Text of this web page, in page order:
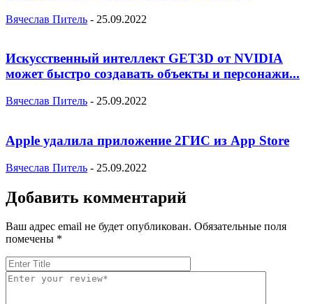
Вячеслав Питель - 25.09.2022
Искусственный интеллект GET3D от NVIDIA
может быстро создавать объекты и персонажи...
Вячеслав Питель - 25.09.2022
Apple удалила приложение 2ГИС из App Store
Вячеслав Питель - 25.09.2022
Добавить комментарий
Ваш адрес email не будет опубликован. Обязательные поля
помечены *